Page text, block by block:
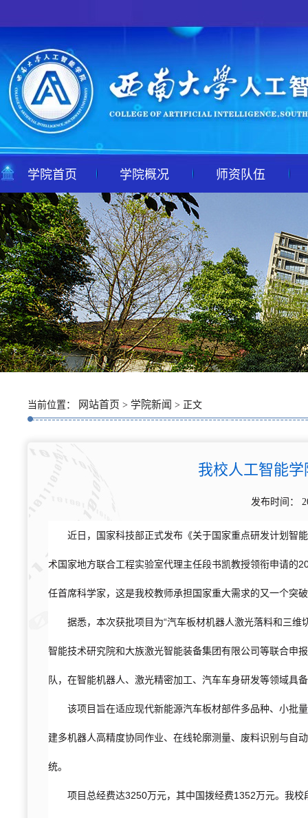
学院首页 学院概况 师资队伍
当前位置： 网站首页 > 学院新闻 > 正文
我校人工智能
发布时间：
近日，国家科技部正式发布《关于国家重点研发计划智
术国家地方联合工程实验室代理主任段书凯教授领衔申请的
任首席科学家，这是我校教师承担国家重大需求的又一个突
据悉，本次获批项目为“汽车板材机器人激光落料和三
智能技术研究院和大族激光智能装备集团有限公司等联合申
队，在智能机器人、激光精密加工、汽车车身研发等领域具
该项目旨在适应现代新能源汽车板材部件多品种、小批
建多机器人高精度协同作业、在线轮廓测量、废料识别与自
统。
项目总经费达3250万元，其中国拨经费1352万元。我